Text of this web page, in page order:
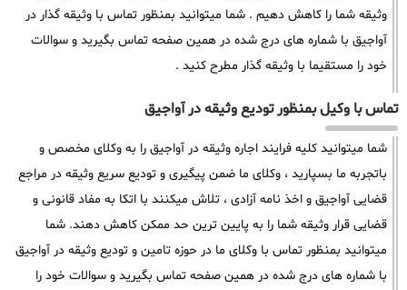
وثیقه شما را کاهش دهیم . شما میتوانید بمنظور تماس با وثیقه گذار در
آواجیق با شماره های درج شده در همین صفحه تماس بگیرید و سوالات
خود را مستقیما با وثیقه گذار مطرح کنید .
تماس با وکیل بمنظور تودیع وثیقه در آواجیق
شما میتوانید کلیه فرایند اجاره وثیقه در آواجیق را به وکلای مخصص و
باتجربه ما بسپارید ، وکلای ما ضمن پیگیری و تودیع سریع وثیقه در مراجع
قضایی آواجیق و اخذ نامه آزادی ، تلاش میکنند با اتکا به مفاد قانونی و
قضایی قرار وثیقه شما را به پایین ترین حد ممکن کاهش دهند. شما
میتوانید بمنظور تماس با وکلای ما در حوزه تامین و تودیع وثیقه در آواجیق
با شماره های درج شده در همین صفحه تماس بگیرید و سوالات خود را